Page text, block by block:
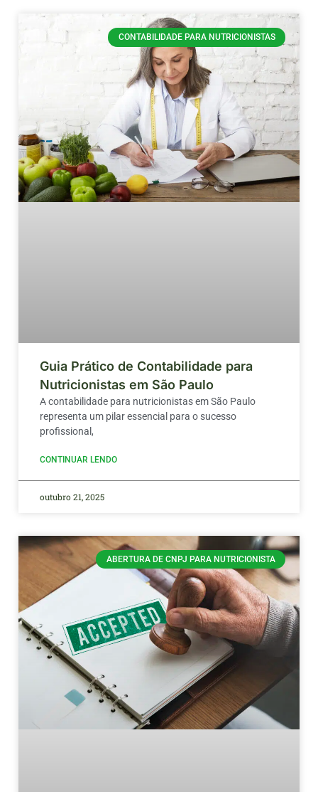
CONTABILIDADE PARA NUTRICIONISTAS
Guia Prático de Contabilidade para
Nutricionistas em São Paulo
A contabilidade para nutricionistas em São Paulo
representa um pilar essencial para o sucesso
profissional,
CONTINUAR LENDO
outubro 21, 2025
ABERTURA DE CNPJ PARA NUTRICIONISTA